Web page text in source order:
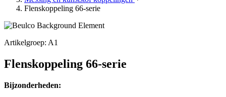
Flenskoppeling 66-serie
Artikelgroep: A1
Flenskoppeling 66-serie
Bijzonderheden: